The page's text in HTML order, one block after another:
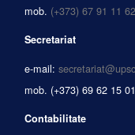
mob. (+373) 67 91 11 62
Secretariat
e-mail:
mob. (+373) 69 62 15 01
Contabilitate